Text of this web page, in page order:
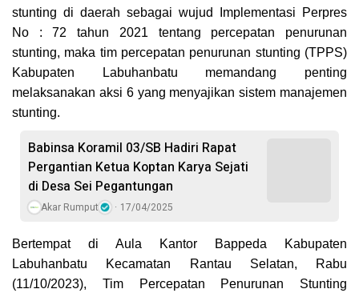
stunting di daerah sebagai wujud Implementasi Perpres
No : 72 tahun 2021 tentang percepatan penurunan
stunting, maka tim percepatan penurunan stunting (TPPS)
Kabupaten Labuhanbatu memandang penting
melaksanakan aksi 6 yang menyajikan sistem manajemen
stunting.
Babinsa Koramil 03/SB Hadiri Rapat
Pergantian Ketua Koptan Karya Sejati
di Desa Sei Pegantungan
Akar Rumput 17/04/2025
Bertempat di Aula Kantor Bappeda Kabupaten
Labuhanbatu Kecamatan Rantau Selatan, Rabu
(11/10/2023), Tim Percepatan Penurunan Stunting